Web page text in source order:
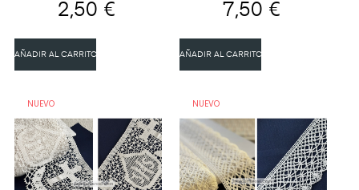
2,50 €
AÑADIR AL CARRITO
7,50 €
AÑADIR AL CARRITO
NUEVO NUEVO